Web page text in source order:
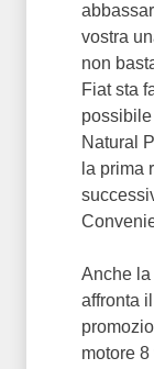
vostra
non
Fiat sta
Natural
la prima
Anche la
affronta
motore